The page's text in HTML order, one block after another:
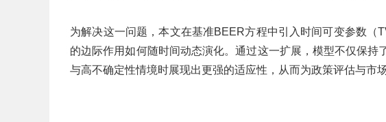
为解决这一问题，本文在基准BEER方程中引入时间可变参数（
的边际作用如何随时间动态演化。通过这一扩展，模型不仅保持
与高不确定性情境时展现出更强的适应性，从而为政策评估与市